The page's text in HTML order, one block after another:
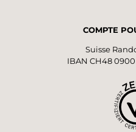
COMPTE
Suisse
IBAN CH48